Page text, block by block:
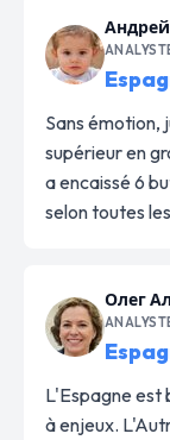
Sans émotion,
supérieur en
a encaissé 6
selon toutes
Олег
L'Espagne est
à enjeux.